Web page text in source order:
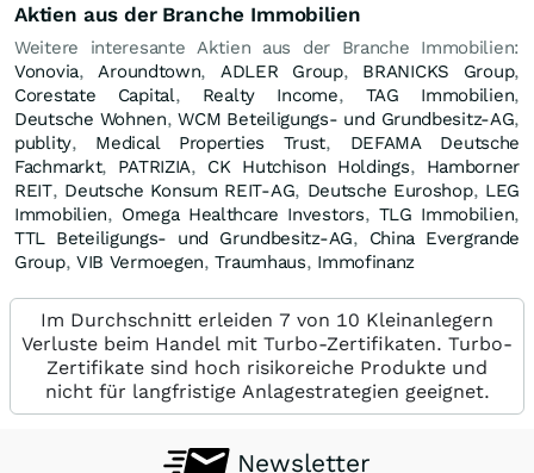
Aktien aus der Branche Immobilien
Weitere interesante Aktien aus der Branche Immobilien:
Vonovia,Aroundtown, ADLER Group, BRANICKS Group,
Corestate Capital, Realty Income, TAG Immobilien,
Deutsche Wohnen,WCM Beteiligungs- und Grundbesitz-AG,
publity, Medical Properties Trust, DEFAMA Deutsche
Fachmarkt, PATRIZIA, CK Hutchison Holdings, Hamborner
REIT, Deutsche Konsum REIT-AG, Deutsche Euroshop, LEG
Immobilien, Omega Healthcare Investors, TLG Immobilien,
TTL Beteiligungs- und Grundbesitz-AG, China Evergrande
Group, VIB Vermoegen,Traumhaus, Immofinanz
Im Durchschnitt erleiden 7 von 10 Kleinanlegern
Verluste beim Handel mit Turbo-Zertifikaten. Turbo-
Zertifikate sind hoch risikoreiche Produkte und
nicht für langfristige Anlagestrategien geeignet.
Newsletter